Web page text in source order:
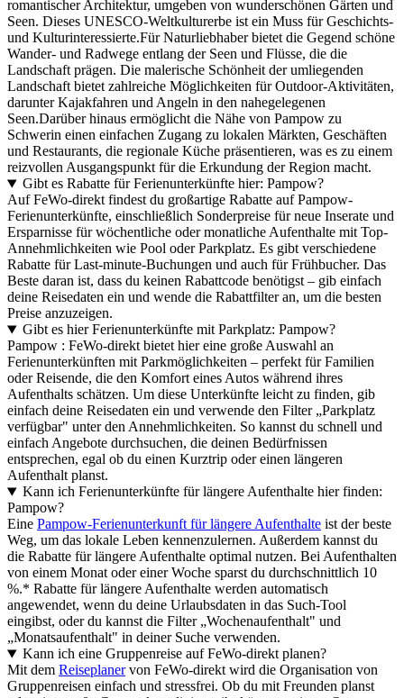
romantischer Architektur, umgeben von wunderschönen Gärten und
Seen. Dieses UNESCO-Weltkulturerbe ist ein Muss für Geschichts-
und Kulturinteressierte.Für Naturliebhaber bietet die Gegend schöne
Wander- und Radwege entlang der Seen und Flüsse, die die
Landschaft prägen. Die malerische Schönheit der umliegenden
Landschaft bietet zahlreiche Möglichkeiten für Outdoor-Aktivitäten,
darunter Kajakfahren und Angeln in den nahegelegenen
Seen.Darüber hinaus ermöglicht die Nähe von Pampow zu
Schwerin einen einfachen Zugang zu lokalen Märkten, Geschäften
und Restaurants, die regionale Küche präsentieren, was es zu einem
reizvollen Ausgangspunkt für die Erkundung der Region macht.
Gibt es Rabatte für Ferienunterkünfte hier: Pampow?
Auf FeWo-direkt findest du großartige Rabatte auf Pampow-
Ferienunterkünfte, einschließlich Sonderpreise für neue Inserate und
Ersparnisse für wöchentliche oder monatliche Aufenthalte mit Top-
Annehmlichkeiten wie Pool oder Parkplatz. Es gibt verschiedene
Rabatte für Last-minute-Buchungen und auch für Frühbucher. Das
Beste daran ist, dass du keinen Rabattcode benötigst – gib einfach
deine Reisedaten ein und wende die Rabattfilter an, um die besten
Preise anzuzeigen.
Gibt es hier Ferienunterkünfte mit Parkplatz: Pampow?
Pampow : FeWo-direkt bietet hier eine große Auswahl an
Ferienunterkünften mit Parkmöglichkeiten – perfekt für Familien
oder Reisende, die den Komfort eines Autos während ihres
Aufenthalts schätzen. Um diese Unterkünfte leicht zu finden, gib
einfach deine Reisedaten ein und verwende den Filter „Parkplatz
verfügbar" unter den Annehmlichkeiten. So kannst du schnell und
einfach Angebote durchsuchen, die deinen Bedürfnissen
entsprechen, egal ob du einen Kurztrip oder einen längeren
Aufenthalt planst.
Kann ich Ferienunterkünfte für längere Aufenthalte hier finden:
Pampow?
Eine Pampow-Ferienunterkunft für längere Aufenthalte ist der beste
Weg, um das lokale Leben kennenzulernen. Außerdem kannst du
die Rabatte für längere Aufenthalte optimal nutzen. Bei Aufenthalten
von einem Monat oder einer Woche sparst du durchschnittlich 10
%.* Rabatte für längere Aufenthalte werden automatisch
angewendet, wenn du deine Urlaubsdaten in das Such-Tool
eingibst, oder du kannst die Filter „Wochenaufenthalt" und
„Monatsaufenthalt" in deiner Suche verwenden.
Kann ich eine Gruppenreise auf FeWo-direkt planen?
Mit dem Reiseplanervon FeWo-direkt wird die Organisation von
Gruppenreisen einfach und stressfrei. Ob du mit Freunden planst